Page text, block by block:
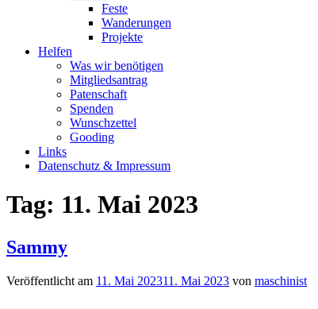
Feste
Wanderungen
Projekte
Helfen
Was wir benötigen
Mitgliedsantrag
Patenschaft
Spenden
Wunschzettel
Gooding
Links
Datenschutz & Impressum
Tag: 11. Mai 2023
Sammy
Veröffentlicht am 11. Mai 202311. Mai 2023 von maschinist